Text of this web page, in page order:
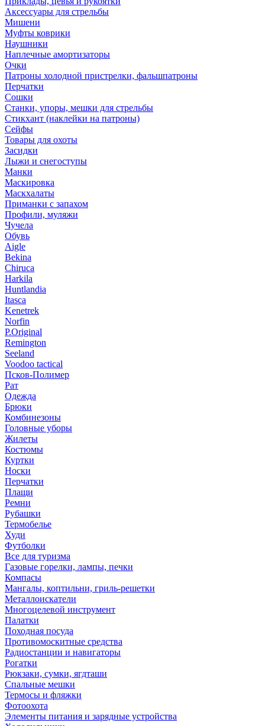
Аксессуары для стрельбы
Мишени
Муфты коврики
Наушники
Наплечные амортизаторы
Очки
Патроны холодной пристрелки, фальшпатроны
Перчатки
Сошки
Станки, упоры, мешки для стрельбы
Стикхант (наклейки на патроны)
Сейфы
Товары для охоты
Засидки
Лыжи и снегоступы
Манки
Маскировка
Маскхалаты
Приманки с запахом
Профили, муляжи
Чучела
Обувь
Aigle
Bekina
Chiruсa
Harkila
Huntlandia
Itasca
Kenetrek
Norfin
P.Original
Remington
Seeland
Voodoo tactical
Псков-Полимер
Рат
Одежда
Брюки
Комбинезоны
Головные уборы
Жилеты
Костюмы
Куртки
Носки
Перчатки
Плащи
Ремни
Рубашки
Термобелье
Худи
Футболки
Все для туризма
Газовые горелки, лампы, печки
Компасы
Мангалы, коптильни, гриль-решетки
Металлоискатели
Многоцелевой инструмент
Палатки
Походная посуда
Противомоскитные средства
Радиостанции и навигаторы
Рогатки
Рюкзаки, сумки, ягдташи
Спальные мешки
Термосы и фляжки
Фотоохота
Элементы питания и зарядные устройства